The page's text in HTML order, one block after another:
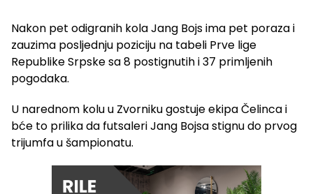
Nakon pet odigranih kola Jang Bojs ima pet poraza i
zauzima posljednju poziciju na tabeli Prve lige
Republike Srpske sa 8 postignutih i 37 primljenih
pogodaka.
U narednom kolu u Zvorniku gostuje ekipa Čelinca i
bće to prilika da futsaleri Jang Bojsa stignu do prvog
trijumfa u šampionatu.